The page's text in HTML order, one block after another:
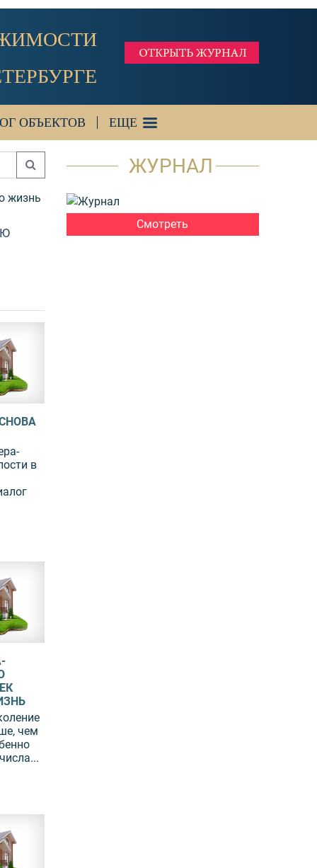
ОБЪЕКТОВ ЕЩЕ
жизнь
в
чем
ЖУРНАЛ
Смотреть